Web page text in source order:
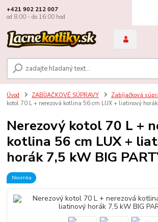
+421 902 212 007
od 8:00 - do 16:00 hod
Úvod ZABÍJAČKOVÉ SÚPRAVY Zabíjačková
kotol 70 L + nerezová kotlina 56 cm LUX + liatinový
Nerezový kotol 70 L +
kotlina 56 cm LUX +
horák 7,5 kW BIG
Novinka